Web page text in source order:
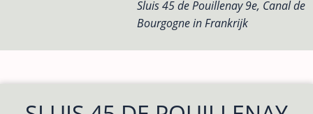
Sluis 45 de Pouillenay 9e, Canal de
Bourgogne in Frankrijk